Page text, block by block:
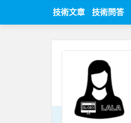
技術文章 技術問答